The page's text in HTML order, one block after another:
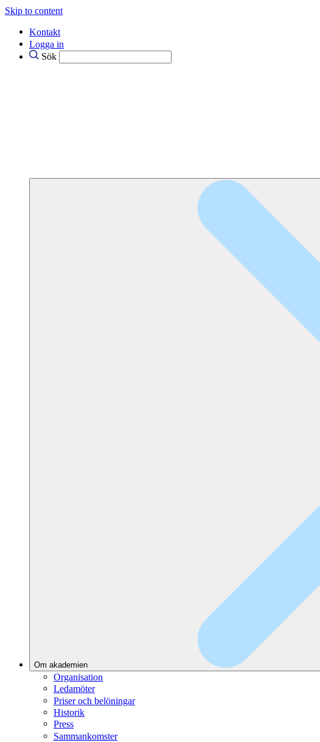
Skip to content
Kontakt
Logga in
Sök
Om akademien
Organisation
Ledamöter
Priser och belöningar
Historik
Press
Sammankomster